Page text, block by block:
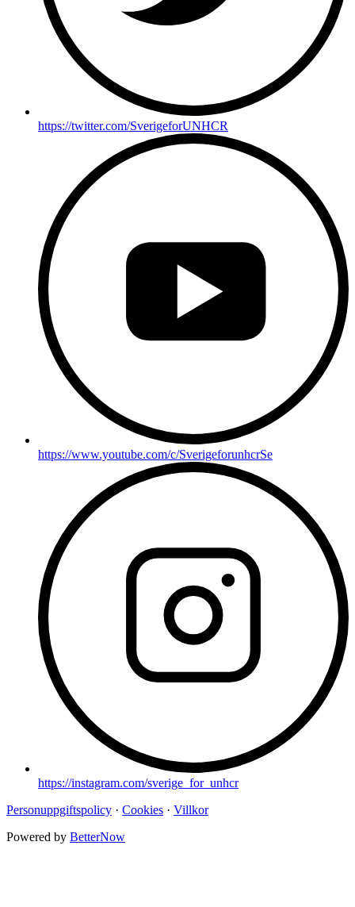
https://twitter.com/SverigeforUNHCR
https://www.youtube.com/c/SverigeforunhcrSe
https://instagram.com/sverige_for_unhcr
Personuppgiftspolicy · Cookies · Villkor
Powered by BetterNow